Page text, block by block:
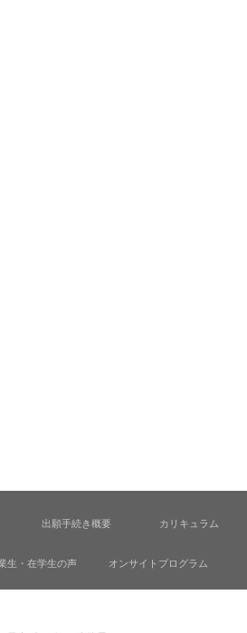
カリキュラム
出願手続き概要
生・在学生の声 オンサイトプログラム